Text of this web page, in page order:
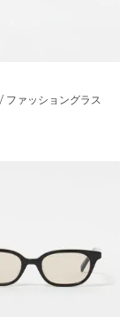
ファッショングラス